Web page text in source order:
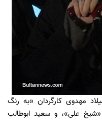
مهدوی کارگردان «به رنگ
علی»، و سعید ابوطالب